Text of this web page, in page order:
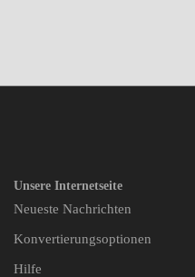
Unsere Internetseite
Neueste Nachrichten
Konvertierungsoptionen
Hilfe